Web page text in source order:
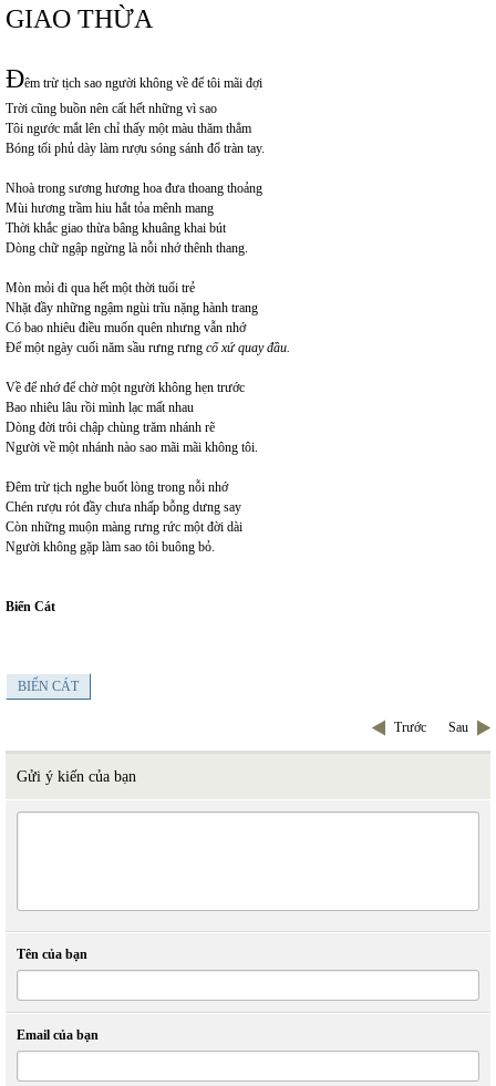
GIAO THỪA
Đêm trừ tịch sao người không về để tôi mãi đợi
Trời cũng buồn nên cất hết những vì sao
Tôi ngước mắt lên chỉ thấy một màu thăm thẳm
Bóng tối phủ dày làm rượu sóng sánh đổ tràn tay.
Nhoà trong sương hương hoa đưa thoang thoảng
Mùi hương trầm hiu hắt tỏa mênh mang
Thời khắc giao thừa bâng khuâng khai bút
Dòng chữ ngập ngừng là nỗi nhớ thênh thang.
Mòn mỏi đi qua hết một thời tuổi trẻ
Nhặt đầy những ngậm ngùi trĩu nặng hành trang
Có bao nhiêu điều muốn quên nhưng vẫn nhớ
Để một ngày cuối năm sầu rưng rưng cố xứ quay đầu.
Về để nhớ để chờ một người không hẹn trước
Bao nhiêu lâu rồi mình lạc mất nhau
Dòng đời trôi chập chùng trăm nhánh rẽ
Người về một nhánh nào sao mãi mãi không tôi.
Đêm trừ tịch nghe buốt lòng trong nỗi nhớ
Chén rượu rót đầy chưa nhấp bỗng dưng say
Còn những muộn màng rưng rức một đời dài
Người không gặp làm sao tôi buông bỏ.
Biển Cát
BIỂN CÁT
Trước Sau
Gửi ý kiến của bạn
Tên của bạn
Email của bạn